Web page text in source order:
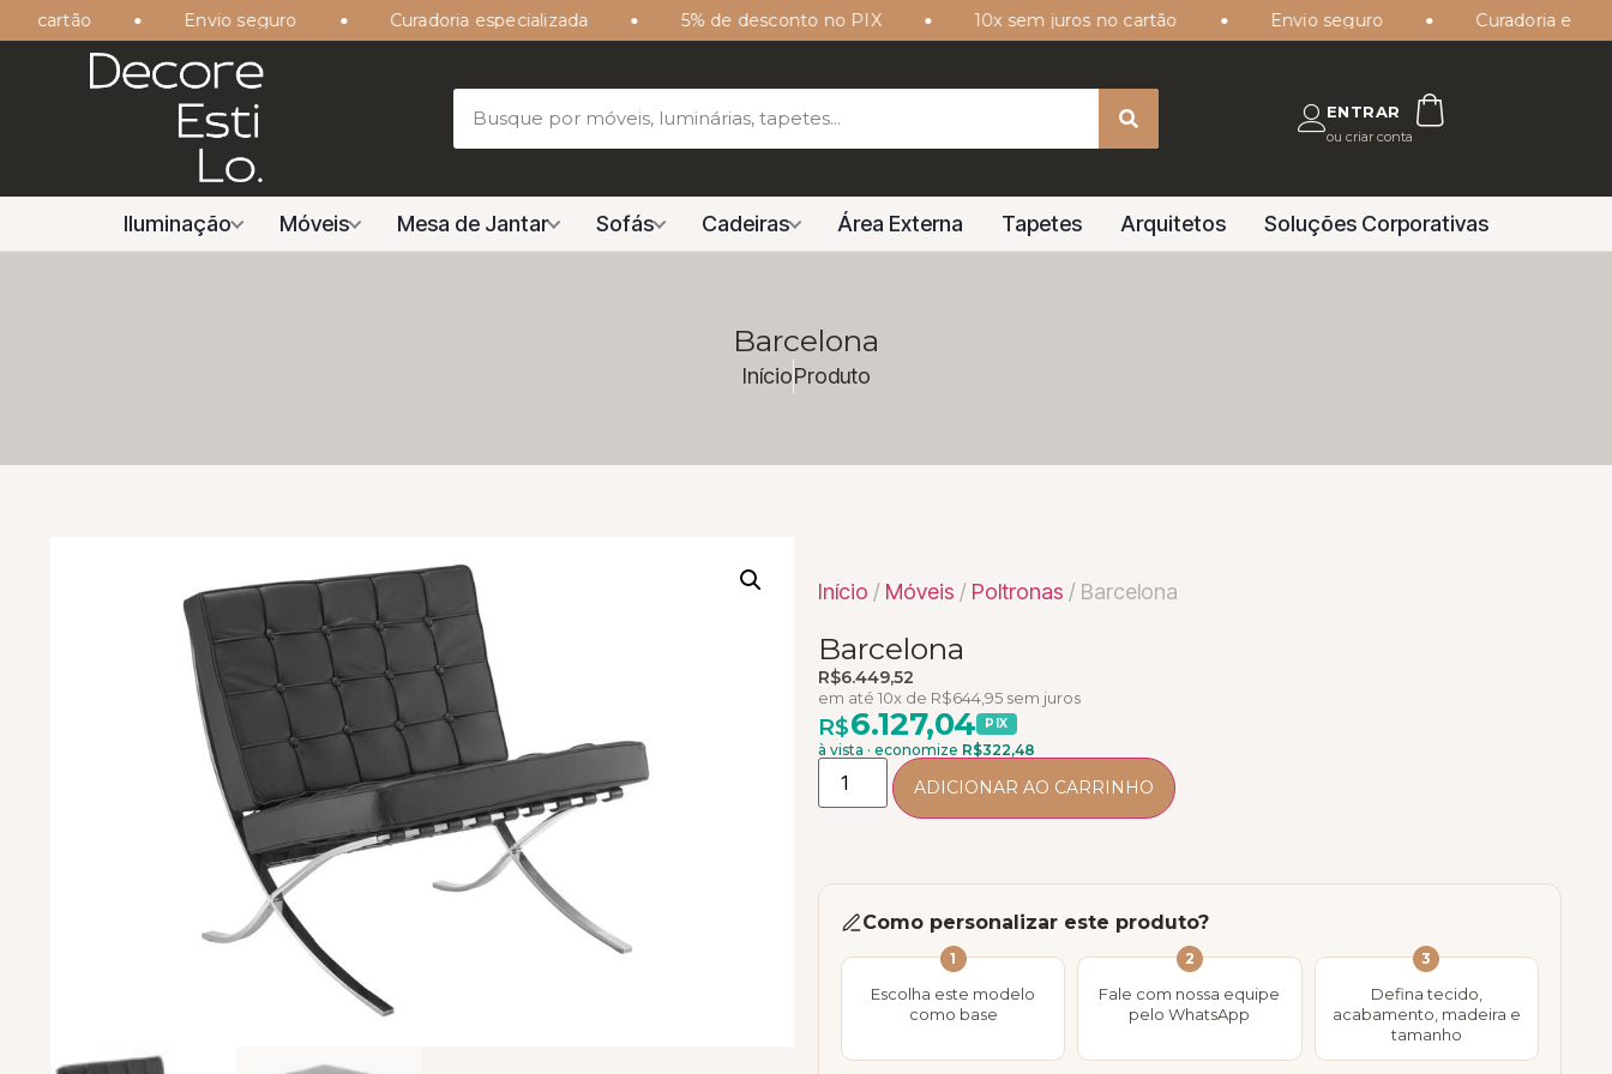
cartão Envio seguro Curadoria especializada 5% de desconto no PIX 10x sem juros no cartão Envio seguro Curadoria
ENTRAR
ou criar conta
Iluminação Móveis Mesa de Jantar Sofás Cadeiras Área Externa Tapetes Arquitetos Soluções Corporativas
Barcelona
InícioProduto
Início / Móveis / Poltronas / Barcelona
Barcelona
R$6.449,52
em até 10x de R$644,95 sem juros
R$6.127,04 PIX
à vista · economize R$322,48
ADICIONAR AO CARRINHO
Como personalizar este produto?
1
Escolha este modelo
como base
2
Fale com nossa equipe
pelo WhatsApp
3
Defina tecido,
acabamento, madeira e
tamanho